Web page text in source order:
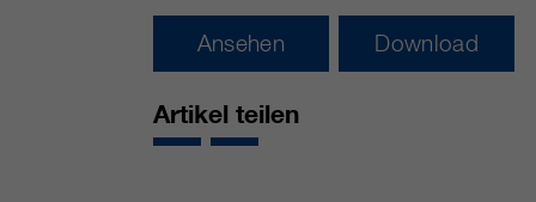
Ansehen Download
Artikel teilen